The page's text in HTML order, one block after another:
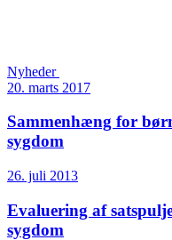
Nyheder
20. marts 2017
Sammenhæng for
sygdom
26. juli 2013
Evaluering af
sygdom